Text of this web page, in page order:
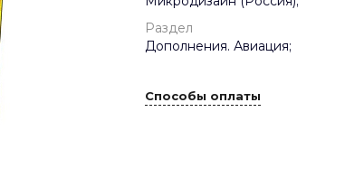
Раздел
Дополнения. Авиация;
Способы оплаты